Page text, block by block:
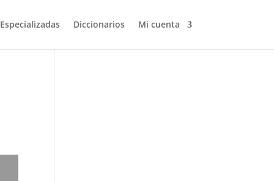
Diccionarios Mi cuenta